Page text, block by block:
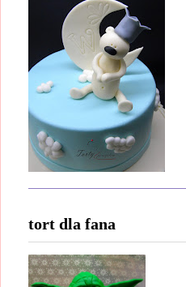
tort dla fana